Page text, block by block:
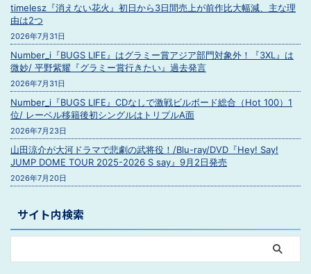
timelesz『消えない花火』初日から3日間売上が前作比大幅減、主な理
由は2つ
2026年7月31日
Number_i『BUGS LIFE』はグラミー賞アジア部門対象外！『3XL』は
微妙/ 平野紫耀『グラミー賞行きたい』過去発言
2026年7月31日
Number_i『BUGS LIFE』CDなしで激戦ビルボード総合（Hot 100）1
位/ レーベル移籍後初シングルはトリプルA面
2026年7月23日
山田涼介が大河ドラマで悲劇の武将役！/Blu-ray/DVD『Hey! Say!
JUMP DOME TOUR 2025-2026 S say』9月2日発売
2026年7月20日
サイト内検索